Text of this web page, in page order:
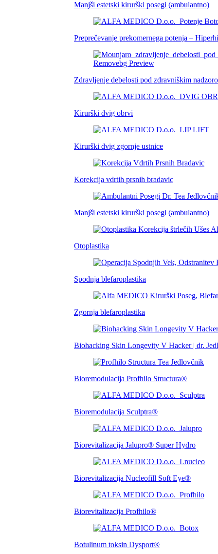
Manjši estetski kirurški posegi (ambulantno)
Preprečevanje prekomernega potenja –
Zdravljenje debelosti pod zdravniškim
Kirurški dvig obrvi
Kirurški dvig zgornje ustnice
Korekcija vdrtih prsnih bradavic
Manjši estetski kirurški posegi (ambulantno)
Otoplastika
Spodnja blefaroplastika
Zgornja blefaroplastika
Biohacking Skin Longevity V Hacker | dr.
Bioremodulacija Profhilo Structura®
Bioremodulacija Sculptra®
Biorevitalizacija Jalupro® Super Hydro
Biorevitalizacija Nucleofill Soft Eye®
Biorevitalizacija Profhilo®
Botulinum toksin Dysport®